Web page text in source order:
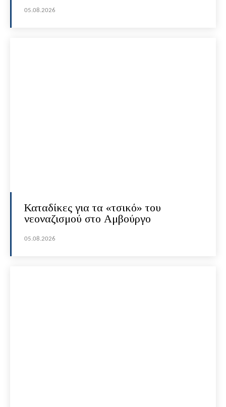
05.08.2026
Καταδίκες για τα «τσικό» του
νεοναζισμού στο Αμβούργο
05.08.2026